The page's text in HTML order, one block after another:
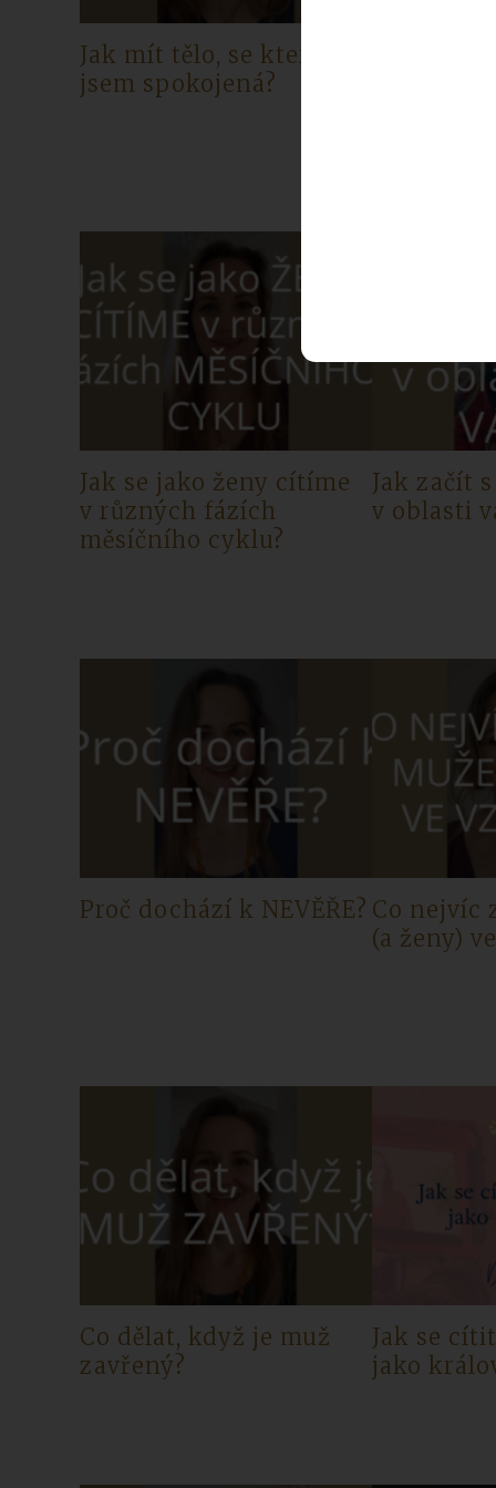
Jak mít tělo, se kterým
jsem spokojená?
Jak se jako ženy cítíme
v různých fázích
měsíčního cyklu?
Jak začít
v oblasti
Proč dochází k NEVĚŘE? Co nejvíc
(a ženy)
Co dělat, když je muž
zavřený?
Jak se
jako